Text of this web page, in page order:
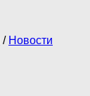
/ Новости